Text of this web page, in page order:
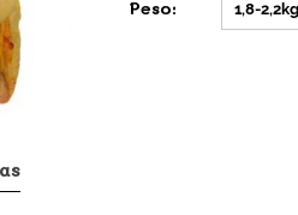
Peso: 1,8-2,2kg